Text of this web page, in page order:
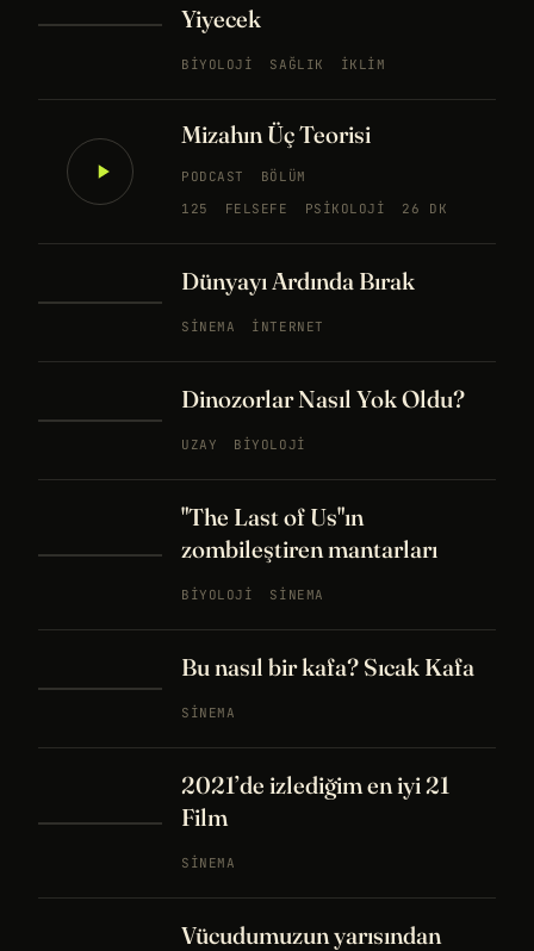
Yiyecek
BIYOLOJI SAĞLIK İKLIM
Mizahın Üç Teorisi
PODCAST
BÖLÜM
125
FELSEFE PSIKOLOJI 26 DK
Dünyayı Ardında Bırak
SINEMA İNTERNET
Dinozorlar Nasıl Yok Oldu?
UZAY BIYOLOJI
"The Last of Us"ın
zombileştiren mantarları
BIYOLOJI SINEMA
Bu nasıl bir kafa? Sıcak Kafa
SINEMA
2021’de izlediğim en iyi 21
Film
SINEMA
Vücudumuzun yarısından